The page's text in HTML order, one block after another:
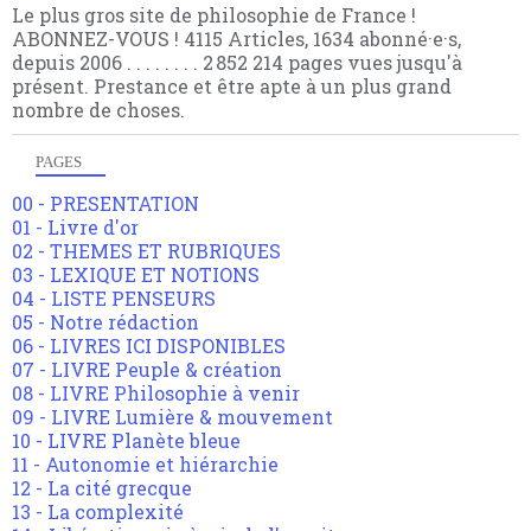
Le plus gros site de philosophie de France !
ABONNEZ-VOUS ! 4115 Articles, 1634 abonné·e·s,
depuis 2006 . . . . . . . . 2 852 214 pages vues jusqu'à
présent. Prestance et être apte à un plus grand
nombre de choses.
PAGES
00 - PRESENTATION
01 - Livre d'or
02 - THEMES ET RUBRIQUES
03 - LEXIQUE ET NOTIONS
04 - LISTE PENSEURS
05 - Notre rédaction
06 - LIVRES ICI DISPONIBLES
07 - LIVRE Peuple & création
08 - LIVRE Philosophie à venir
09 - LIVRE Lumière & mouvement
10 - LIVRE Planète bleue
11 - Autonomie et hiérarchie
12 - La cité grecque
13 - La complexité